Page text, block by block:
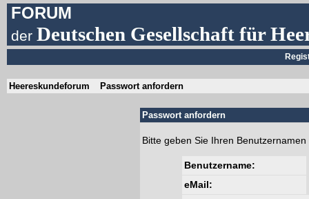
FORUM
derDeutschen Gesellschaft für
Heereskundeforum Passwort anfordern
Passwort anfordern
Bitte geben Sie Ihren
Benutzername:
eMail: